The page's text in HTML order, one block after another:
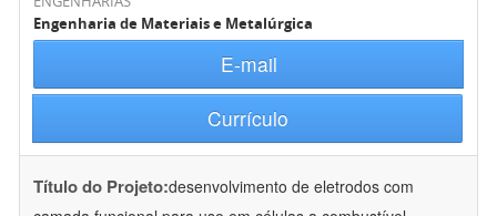
Engenharia de Materiais e Metalúrgica
E-mail
Currículo
Título do Projeto:desenvolvimento de eletrodos com